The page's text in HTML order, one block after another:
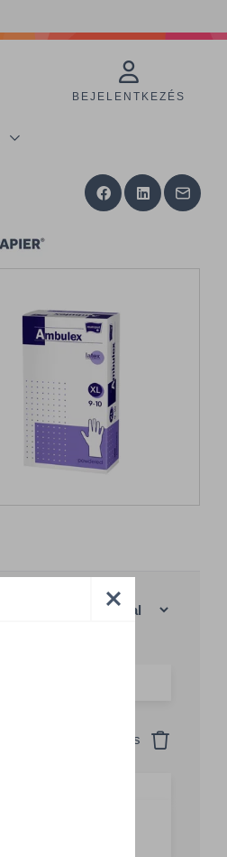
BEJELENTKEZÉS
Visszaállítás